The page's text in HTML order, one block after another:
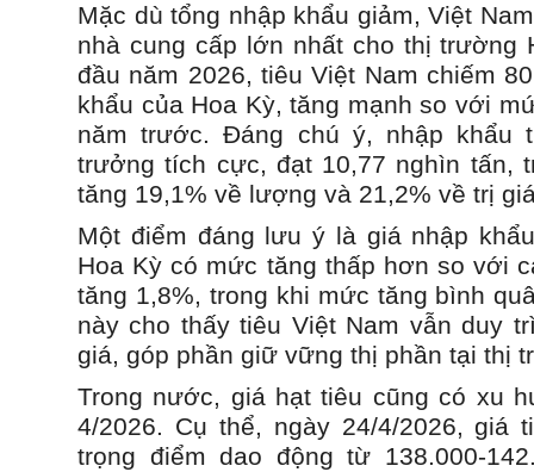
Mặc dù tổng nhập khẩu giảm, Việt
nhà cung cấp lớn nhất cho thị trường
đầu năm 2026, tiêu Việt Nam chiếm
khẩu của Hoa Kỳ, tăng mạnh so với
năm trước. Đáng chú ý, nhập khẩu
trưởng tích cực, đạt 10,77 nghìn tấn,
tăng 19,1% về lượng và 21,2% về trị
Một điểm đáng lưu ý là giá nhập
Hoa Kỳ có mức tăng thấp hơn so với
tăng 1,8%, trong khi mức tăng bình
này cho thấy tiêu Việt Nam vẫn duy
giá, góp phần giữ vững thị phần tại thị
Trong nước, giá hạt tiêu cũng có xu
4/2026. Cụ thể, ngày 24/4/2026, giá
trọng điểm dao động từ 138.000-